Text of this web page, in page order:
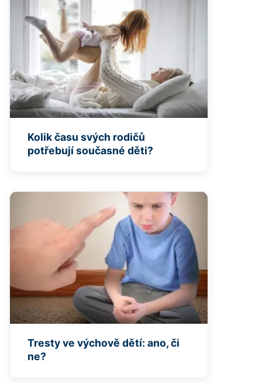
Kolik času svých rodičů
potřebují současné děti?
Tresty ve výchově dětí: ano, či
ne?